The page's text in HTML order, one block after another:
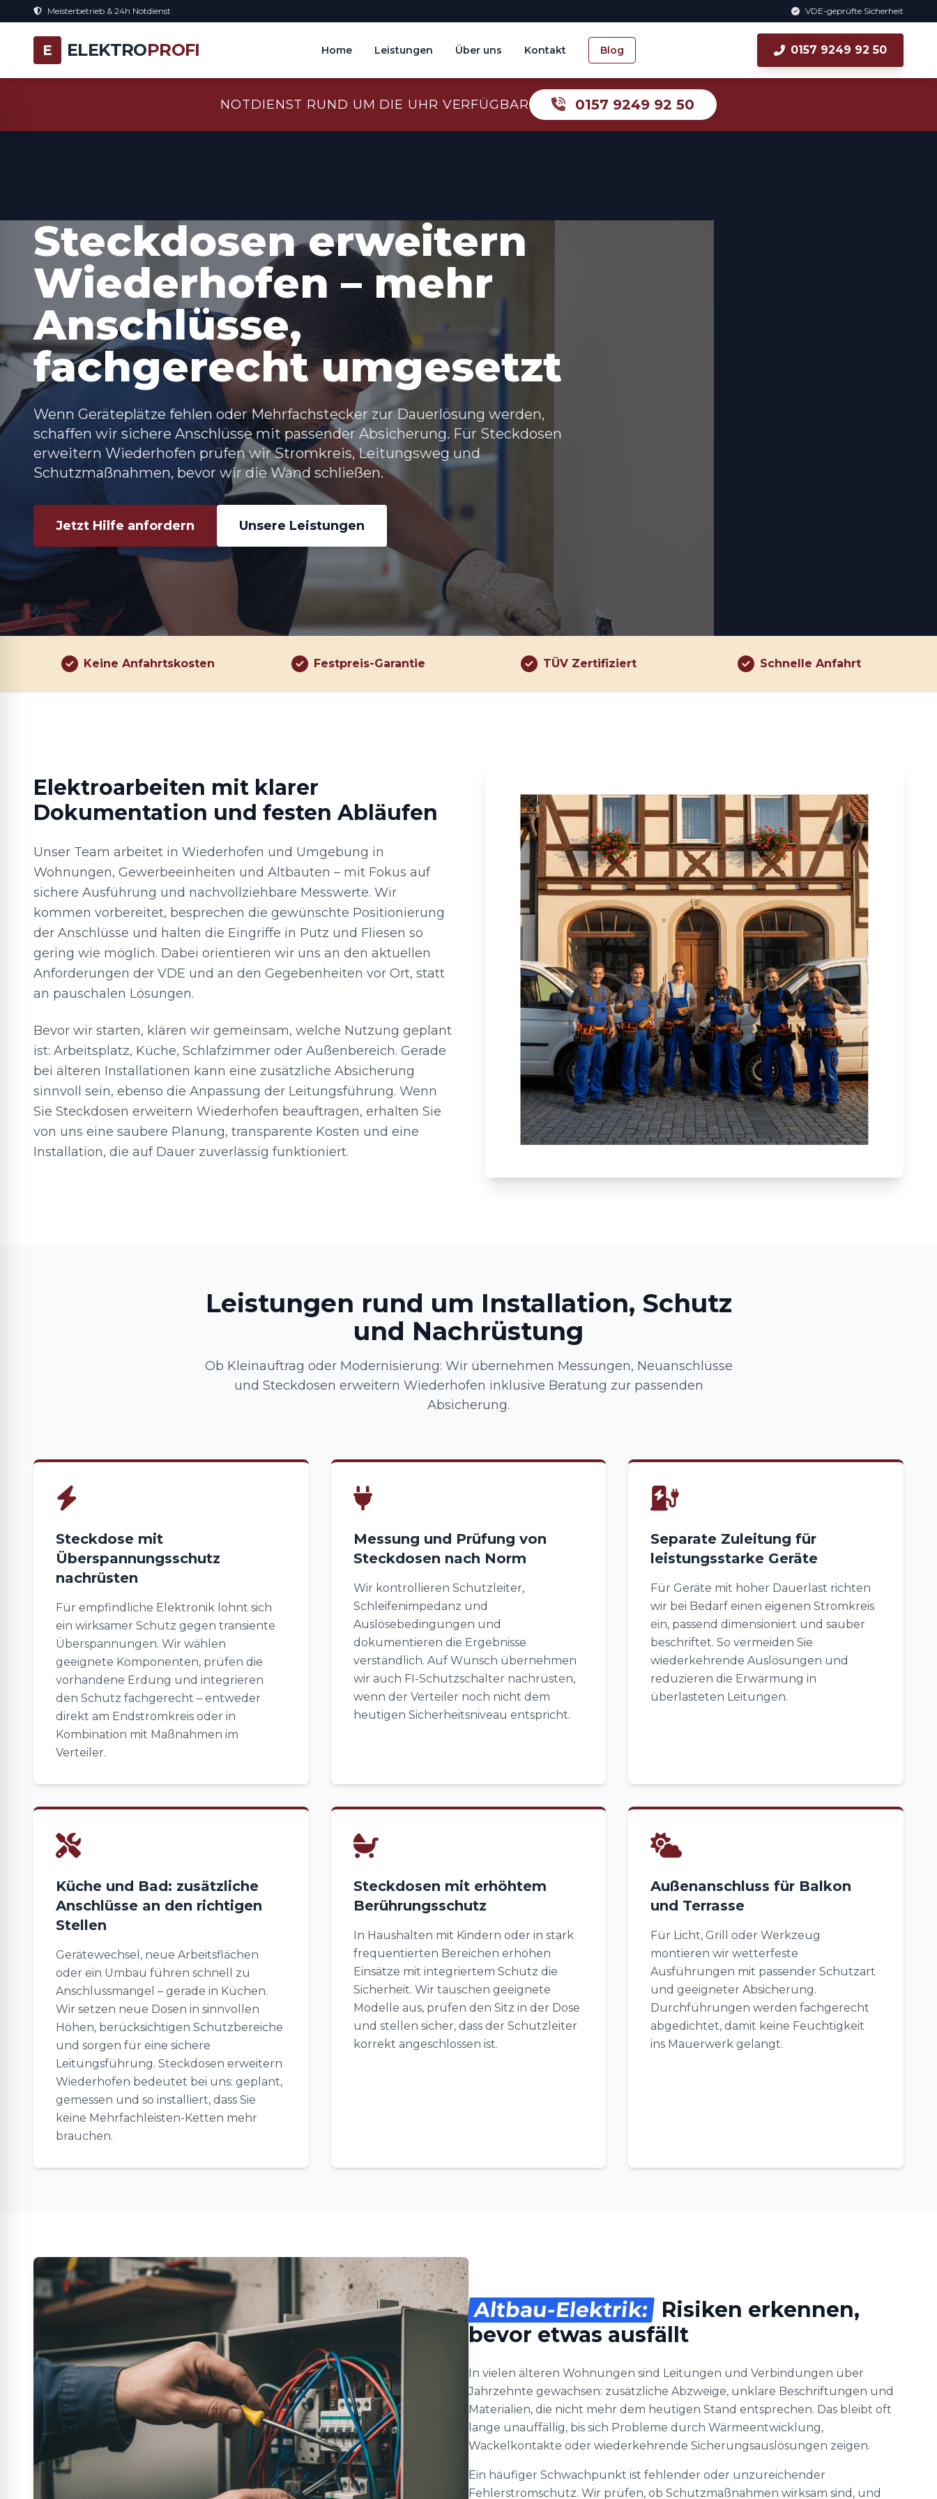
Meisterbetrieb & 24h Notdienst VDE-geprüfte Sicherheit
E ELEKTROPROFI Home Leistungen Über uns Kontakt Blog 0157 9249 92 50
NOTDIENST RUND UM DIE UHR VERFÜGBAR 0157 9249 92 50
Steckdosen erweitern
Wiederhofen – mehr
Anschlüsse,
fachgerecht umgesetzt
Wenn Geräteplätze fehlen oder Mehrfachstecker zur Dauerlösung werden,
schaffen wir sichere Anschlüsse mit passender Absicherung. Für Steckdosen
erweitern Wiederhofen prüfen wir Stromkreis, Leitungsweg und
Schutzmaßnahmen, bevor wir die Wand schließen.
Jetzt Hilfe anfordern Unsere Leistungen
Keine Anfahrtskosten Festpreis-Garantie TÜV Zertifiziert Schnelle Anfahrt
Elektroarbeiten mit klarer
Dokumentation und festen Abläufen
Unser Team arbeitet in Wiederhofen und Umgebung in
Wohnungen, Gewerbeeinheiten und Altbauten – mit Fokus auf
sichere Ausführung und nachvollziehbare Messwerte. Wir
kommen vorbereitet, besprechen die gewünschte Positionierung
der Anschlüsse und halten die Eingriffe in Putz und Fliesen so
gering wie möglich. Dabei orientieren wir uns an den aktuellen
Anforderungen der VDE und an den Gegebenheiten vor Ort, statt
an pauschalen Lösungen.
Bevor wir starten, klären wir gemeinsam, welche Nutzung geplant
ist: Arbeitsplatz, Küche, Schlafzimmer oder Außenbereich. Gerade
bei älteren Installationen kann eine zusätzliche Absicherung
sinnvoll sein, ebenso die Anpassung der Leitungsführung. Wenn
Sie Steckdosen erweitern Wiederhofen beauftragen, erhalten Sie
von uns eine saubere Planung, transparente Kosten und eine
Installation, die auf Dauer zuverlässig funktioniert.
Leistungen rund um Installation, Schutz
und Nachrüstung
Ob Kleinauftrag oder Modernisierung: Wir übernehmen Messungen, Neuanschlüsse
und Steckdosen erweitern Wiederhofen inklusive Beratung zur passenden
Absicherung.
Steckdose mit
Überspannungsschutz
nachrüsten
Für empfindliche Elektronik lohnt sich
ein wirksamer Schutz gegen transiente
Überspannungen. Wir wählen
geeignete Komponenten, prüfen die
vorhandene Erdung und integrieren
den Schutz fachgerecht – entweder
direkt am Endstromkreis oder in
Kombination mit Maßnahmen im
Verteiler.
Messung und Prüfung von
Steckdosen nach Norm
Wir kontrollieren Schutzleiter,
Schleifenimpedanz und
Auslösebedingungen und
dokumentieren die Ergebnisse
verständlich. Auf Wunsch übernehmen
wir auch FI-Schutzschalter nachrüsten,
wenn der Verteiler noch nicht dem
heutigen Sicherheitsniveau entspricht.
Separate Zuleitung für
leistungsstarke Geräte
Für Geräte mit hoher Dauerlast richten
wir bei Bedarf einen eigenen Stromkreis
ein, passend dimensioniert und sauber
beschriftet. So vermeiden Sie
wiederkehrende Auslösungen und
reduzieren die Erwärmung in
überlasteten Leitungen.
Küche und Bad: zusätzliche
Anschlüsse an den richtigen
Stellen
Gerätewechsel, neue Arbeitsflächen
oder ein Umbau führen schnell zu
Anschlussmangel – gerade in Küchen.
Wir setzen neue Dosen in sinnvollen
Höhen, berücksichtigen Schutzbereiche
und sorgen für eine sichere
Leitungsführung. Steckdosen erweitern
Wiederhofen bedeutet bei uns: geplant,
gemessen und so installiert, dass Sie
keine Mehrfachleisten-Ketten mehr
brauchen.
Steckdosen mit erhöhtem
Berührungsschutz
In Haushalten mit Kindern oder in stark
frequentierten Bereichen erhöhen
Einsätze mit integriertem Schutz die
Sicherheit. Wir tauschen geeignete
Modelle aus, prüfen den Sitz in der Dose
und stellen sicher, dass der Schutzleiter
korrekt angeschlossen ist.
Außenanschluss für Balkon
und Terrasse
Für Licht, Grill oder Werkzeug
montieren wir wetterfeste
Ausführungen mit passender Schutzart
und geeigneter Absicherung.
Durchführungen werden fachgerecht
abgedichtet, damit keine Feuchtigkeit
ins Mauerwerk gelangt.
Altbau-Elektrik: Risiken erkennen,
bevor etwas ausfällt
In vielen älteren Wohnungen sind Leitungen und Verbindungen über
Jahrzehnte gewachsen: zusätzliche Abzweige, unklare Beschriftungen und
Materialien, die nicht mehr dem heutigen Stand entsprechen. Das bleibt oft
lange unauffällig, bis sich Probleme durch Wärmeentwicklung,
Wackelkontakte oder wiederkehrende Sicherungsauslösungen zeigen.
Ein häufiger Schwachpunkt ist fehlender oder unzureichender
Fehlerstromschutz. Wir prüfen, ob Schutzmaßnahmen wirksam sind, und